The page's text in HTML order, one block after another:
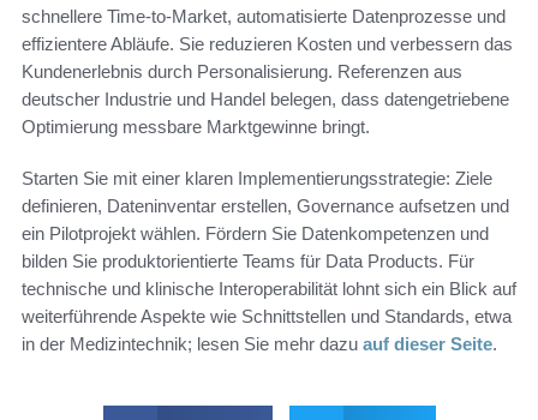
schnellere Time-to-Market, automatisierte Datenprozesse und
effizientere Abläufe. Sie reduzieren Kosten und verbessern das
Kundenerlebnis durch Personalisierung. Referenzen aus
deutscher Industrie und Handel belegen, dass datengetriebene
Optimierung messbare Marktgewinne bringt.
Starten Sie mit einer klaren Implementierungsstrategie: Ziele
definieren, Dateninventar erstellen, Governance aufsetzen und
ein Pilotprojekt wählen. Fördern Sie Datenkompetenzen und
bilden Sie produktorientierte Teams für Data Products. Für
technische und klinische Interoperabilität lohnt sich ein Blick auf
weiterführende Aspekte wie Schnittstellen und Standards, etwa
in der Medizintechnik; lesen Sie mehr dazu auf dieser Seite.